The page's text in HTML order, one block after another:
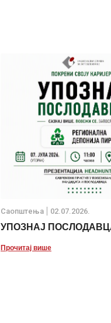
Саопштења 02.07.2026.
УПОЗНАЈ
Прочитај више